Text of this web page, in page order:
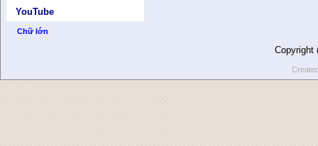
YouTube
Chữ lớn
Copyright